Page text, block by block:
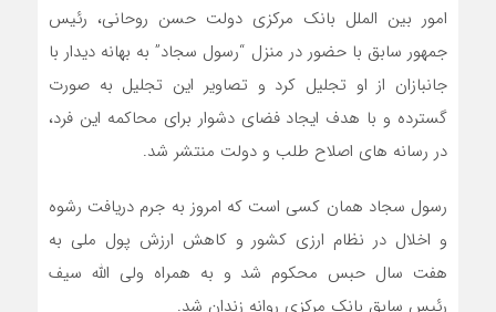
امور بین الملل بانک مرکزی دولت حسن روحانی، رئیس
جمهور سابق با حضور در منزل “رسول سجاد” به بهانه دیدار با
جانبازان از او تجلیل کرد و تصاویر این تجلیل به صورت
گسترده و با هدف ایجاد فضای دشوار برای محاکمه این فرد،
در رسانه های اصلاح طلب و دولت منتشر شد.
رسول سجاد همان کسی است که امروز به جرم دریافت رشوه
و اخلال در نظام ارزی کشور و کاهش ارزش پول ملی به
هفت سال حبس محکوم شد و به همراه ولی الله سیف
رئیس سابق بانک مرکزی روانه زندان شد.